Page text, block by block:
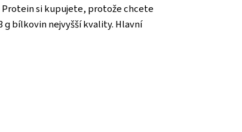
Protein si kupujete, protože chcete
g bílkovin nejvyšší kvality. Hlavní